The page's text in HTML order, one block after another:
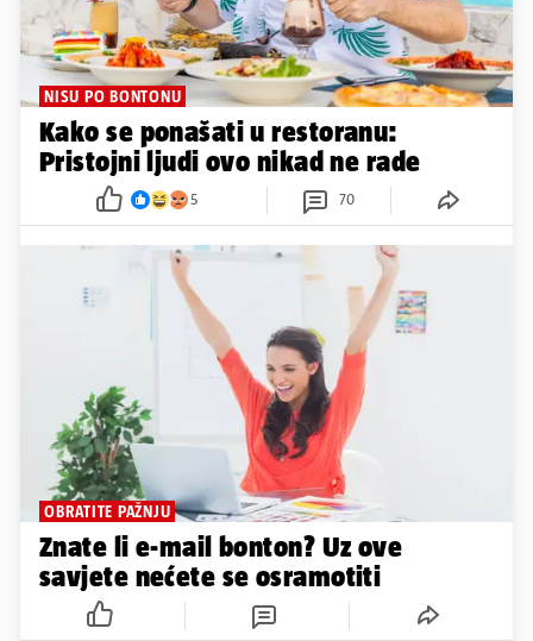
NISU PO BONTONU
Kako se ponašati u restoranu:
Pristojni ljudi ovo nikad ne rade
5 70
OBRATITE PAŽNJU
Znate li e-mail bonton? Uz ove
savjete nećete se osramotiti